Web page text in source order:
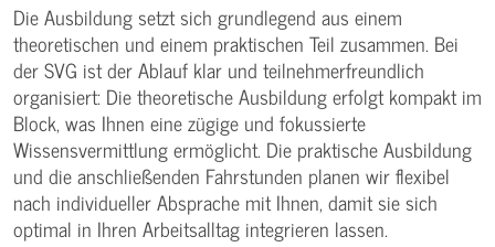
Die Ausbildung setzt sich grundlegend aus einem
theoretischen und einem praktischen Teil zusammen. Bei
der SVG ist der Ablauf klar und teilnehmerfreundlich
organisiert: Die theoretische Ausbildung erfolgt kompakt im
Block, was Ihnen eine zügige und fokussierte
Wissensvermittlung ermöglicht. Die praktische Ausbildung
und die anschließenden Fahrstunden planen wir flexibel
nach individueller Absprache mit Ihnen, damit sie sich
optimal in Ihren Arbeitsalltag integrieren lassen.